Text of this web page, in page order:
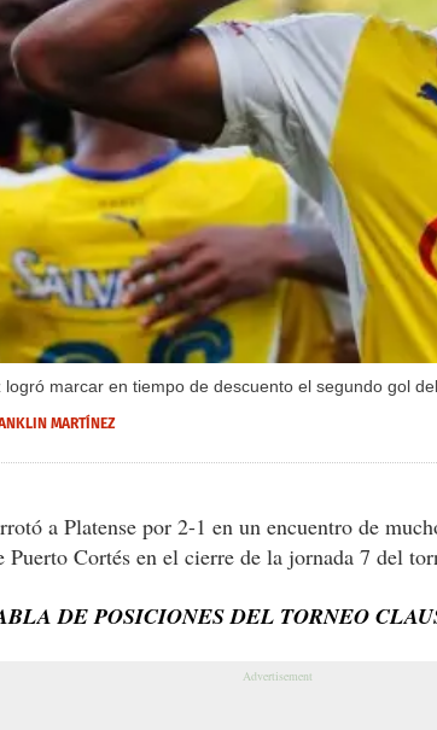
logró marcar en tiempo de descuento el segundo gol
MARTÍNEZ
a Platense por 2-1 en un encuentro de
Puerto Cortés en el cierre de la jornada 7 del
DE POSICIONES DEL TORNEO